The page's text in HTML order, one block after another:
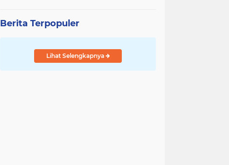
Berita Terpopuler
Lihat Selengkapnya